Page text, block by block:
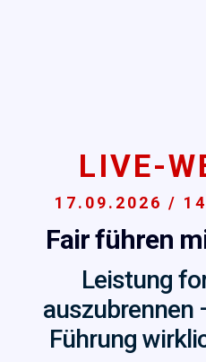
LIVE-
17.09.2026 /
Fair führen
Leistung
auszubrennen
Führung